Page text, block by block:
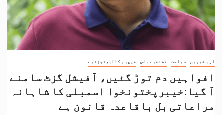
اہم خبریں سیاحت غضنفرعباس فیچر، کالم،تجزئیے
افواہیں دم توڑ گئیں، آفیشل گزٹ سامنے
آ گیا:خیبرپختونخوا اسمبلی کا شاہانہ
مراعاتی بل باقاعدہ قانون ہے